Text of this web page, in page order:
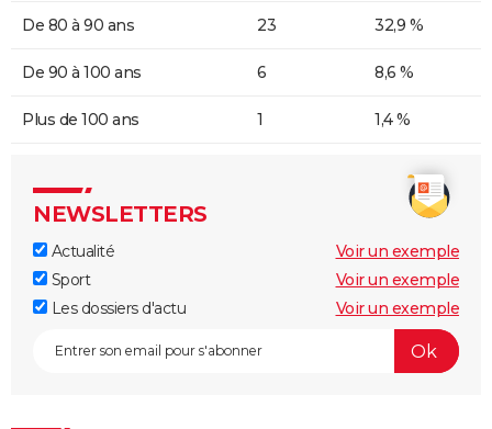
De 80 à 90 ans 23 32,9 %
De 90 à 100 ans 6 8,6 %
Plus de 100 ans 1 1,4 %
NEWSLETTERS
Actualité
Voir un exemple
Sport
Voir un exemple
Les dossiers d'actu
Voir un exemple